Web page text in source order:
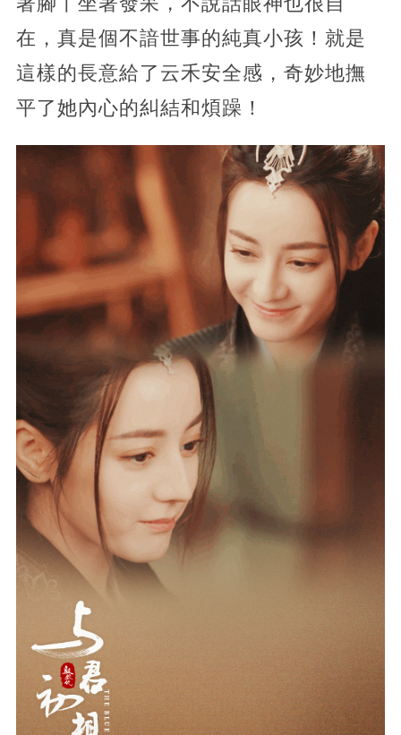
在，真是個不諳世事的純真小孩！就是
這樣的長意給了云禾安全感，奇妙地撫
平了她內心的糾結和煩躁！